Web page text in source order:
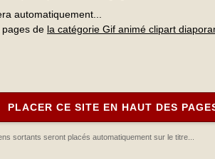
automatiquement...
de la catégorie Gif animé clipart
PLACER CE SITE EN HAUT DES
sortants seront placés automatiquement sur le titre...